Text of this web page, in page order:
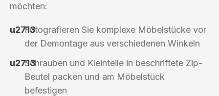
möchten:
Fotografieren Sie komplexe Möbelstücke vor
der Demontage aus verschiedenen Winkeln
Schrauben und Kleinteile in beschriftete Zip-
Beutel packen und am Möbelstück
befestigen